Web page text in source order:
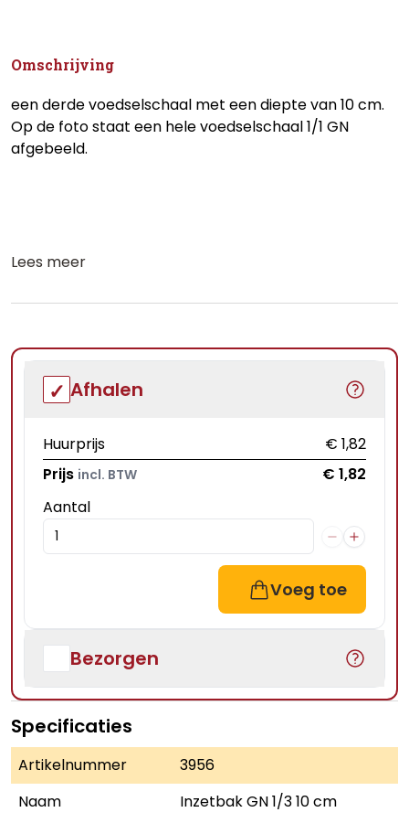
Omschrijving
een derde voedselschaal met een diepte van 10 cm.
Op de foto staat een hele voedselschaal 1/1 GN
afgebeeld.
Lees meer
Afhalen
Huurprijs
€ 1,82
Prijs incl. BTW
€ 1,82
Aantal
Voeg toe
Bezorgen
Specificaties
Artikelnummer
3956
Naam
Inzetbak GN 1/3 10 cm